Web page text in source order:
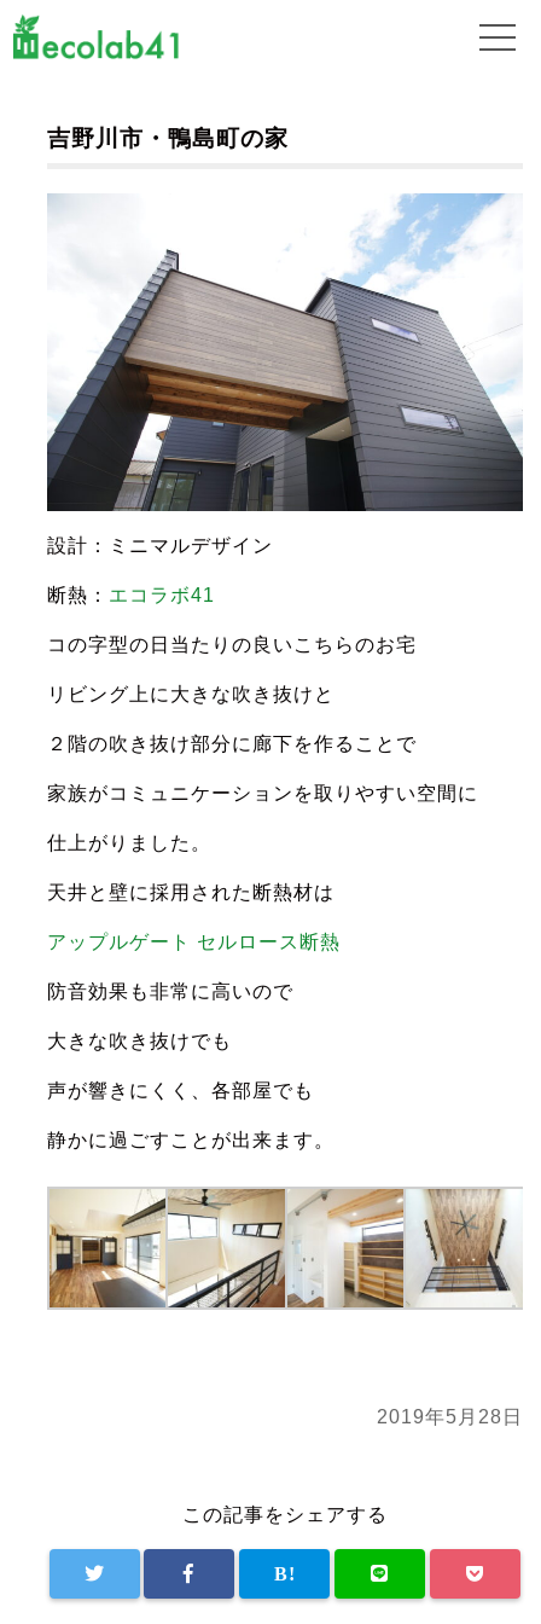
吉野川市・鴨島町の家
設計：ミニマルデザイン
断熱： エコラボ41
コの字型の日当たりの良いこちらのお宅
リビング上に大きな吹き抜けと
２階の吹き抜け部分に廊下を作ることで
家族がコミュニケーションを取りやすい空間に
仕上がりました。
天井と壁に採用された断熱材は
アップルゲート セルロース断熱
防音効果も非常に高いので
大きな吹き抜けでも
声が響きにくく、各部屋でも
静かに過ごすことが出来ます。
2019年5月28日
この記事をシェアする